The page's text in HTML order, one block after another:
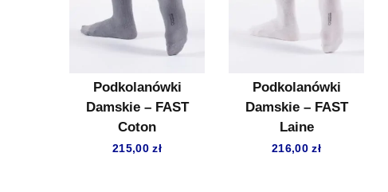
Podkolanówki
Damskie – FAST
Coton
215,00zł
Podkolanówki
Damskie – FAST
Laine
216,00zł